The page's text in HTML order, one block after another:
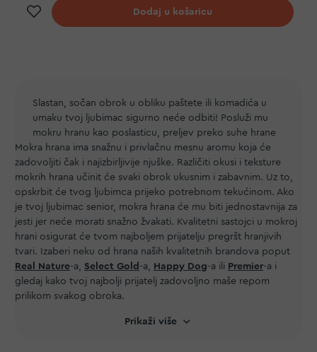
Dodaj na listu želja
Dodaj u košaricu
Slastan, sočan obrok u obliku paštete ili komadića u
umaku tvoj ljubimac sigurno neće odbiti! Posluži mu
mokru hranu kao poslasticu, preljev preko suhe hrane
ili kao samostalni obrok. Koju god opciju odabereš,
tvoj najbolji prijatelj će uživati u mnoštvu okusa i
tekstura koje možeš pronaći na ovim stanicama.
Mokra hrana ima snažnu i privlačnu mesnu aromu koja će
zadovoljiti čak i najizbirljivije njuške. Različiti okusi i teksture
mokrih hrana učinit će svaki obrok ukusnim i zabavnim. Uz to,
opskrbit će tvog ljubimca prijeko potrebnom tekućinom. Ako
je tvoj ljubimac senior, mokra hrana će mu biti jednostavnija za
jesti jer neće morati snažno žvakati. Kvalitetni sastojci u mokroj
hrani osigurat će tvom najboljem prijatelju pregršt hranjivih
tvari. Izaberi neku od hrana naših kvalitetnih brandova poput
Real Nature-a, Select Gold -a, Happy Dog-a ili Premier-a i
gledaj kako tvoj najbolji prijatelj zadovoljno maše repom
prilikom svakog obroka.
Prikaži više